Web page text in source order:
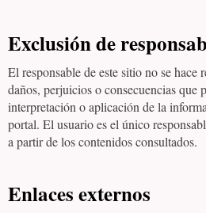
Exclusión de
El responsable de este sitio no se hace
daños, perjuicios o consecuencias que
interpretación o aplicación de la
portal. El usuario es el único
a partir de los contenidos consultados.
Enlaces externos